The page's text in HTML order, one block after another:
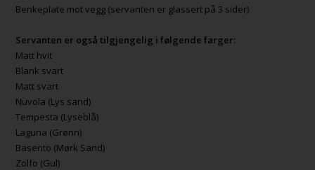
Benkeplate mot vegg (servanten er glassert på 3 sider)
Servanten er også tilgjengelig i følgende farger:
Matt hvit
Blank svart
Matt svart
Nuvola (Lys sand)
Tempesta (Lyseblå)
Laguna (Grønn)
Basento (Mørk Sand)
Zolfo (Gul)